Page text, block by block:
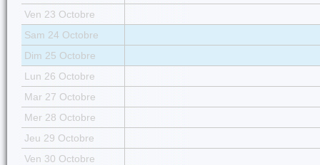
Ven 23 Octobre
Sam 24 Octobre
Dim 25 Octobre
Lun 26 Octobre
Mar 27 Octobre
Mer 28 Octobre
Jeu 29 Octobre
Ven 30 Octobre